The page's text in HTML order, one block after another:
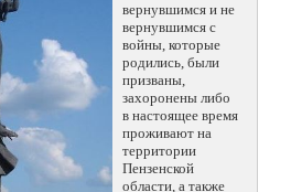
вернувшимся и не
вернувшимся с
войны, которые
родились, были
призваны,
захоронены либо
в настоящее время
проживают на
территории
Пензенской
области, а также